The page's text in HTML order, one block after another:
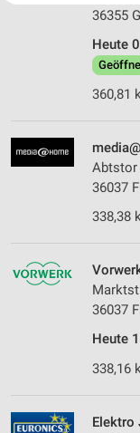
36355
Heute
360,81
Abtstor
36037
338,38
36037
Heute
338,16
Elektro
Website/App.
Wir nutzen Ihre Daten für
IAB-
Speichern von
Verwendung
Werbeanzeigen
Erstellung von
Verwendung von
personalisierter
Erstellung von
von Inhalten
Verwendung von
Messung der